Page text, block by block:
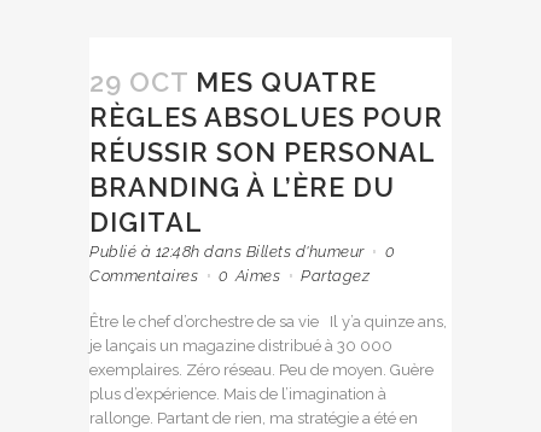
29 OCT MES QUATRE
RÈGLES ABSOLUES POUR
RÉUSSIR SON PERSONAL
BRANDING À L’ÈRE DU
DIGITAL
Publié à 12:48h dans Billets d'humeur
0
Commentaires
0 Aimes Partagez
Être le chef d’orchestre de sa vie Il y’a quinze ans,
je lançais un magazine distribué à 30 000
exemplaires. Zéro réseau. Peu de moyen. Guère
plus d’expérience. Mais de l’imagination à
rallonge. Partant de rien, ma stratégie a été en